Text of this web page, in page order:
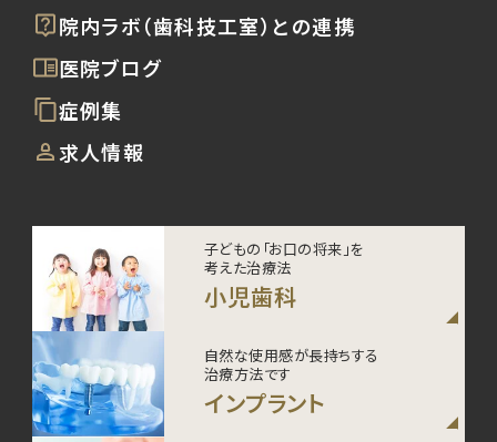
院内ラボ（歯科技工室）との連携
医院ブログ
症例集
求人情報
子どもの「お口の将来」を
考えた治療法
小児歯科
自然な使用感が長持ちする
治療方法です
インプラント